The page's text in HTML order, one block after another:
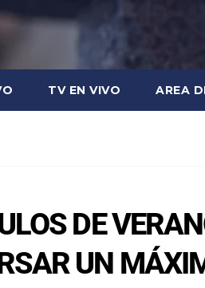
TV EN VIVO AREA
DE
UN